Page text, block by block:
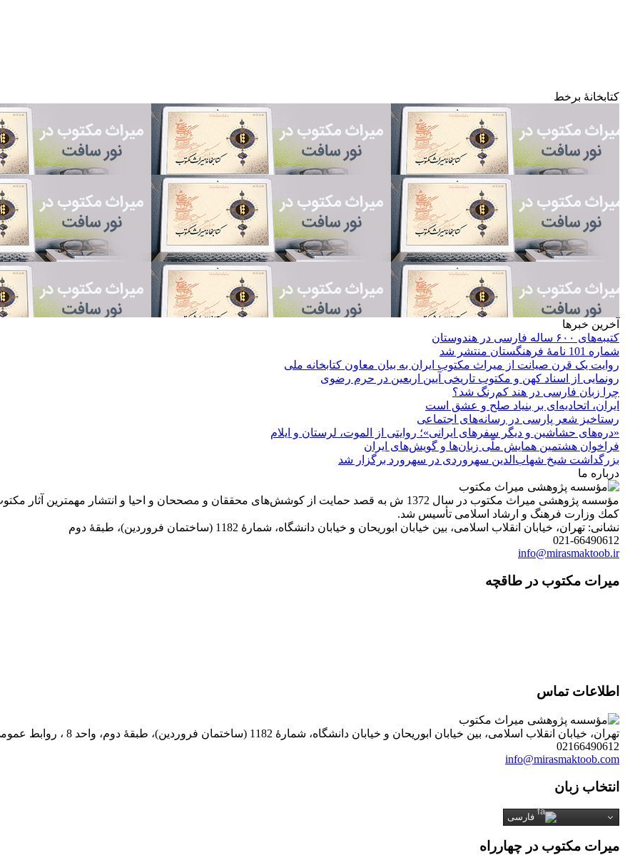
کتابخانۀ برخط
آخرین خبرها
کتیبه‌های ۶۰۰ ساله فارسی در هندوستان
شماره 101 نامۀ فرهنگستان منتشر شد
روایت یک قرن صیانت از میراث مکتوب ایران به بیان معاون کتابخانه ملی
رونمایی از اسناد کهن و مکتوب تاریخی آیین اربعین در حرم رضوی
چرا زبان فارسی در هند کم‌رنگ شد؟
ایران، اتحادیه‌ای بر بنیاد صلح و عشق است
رستاخیز شعر پارسی در رسانه‌های اجتماعی
«دره‌های حشاشین و دیگر سفرهای ایرانی»؛ روایتی از الموت، لرستان و ایلام
فراخوان هشتمین همایش ملّی زبان‌ها و گویش‌های ایران
بزرگداشت شیخ شهاب‌الدین سهروردی در سهرورد برگزار شد
درباره ما
مؤسسه پژوهشی میراث مكتوب در سال 1372 ش به قصد حمایت از كوشش‌های محققان و مصححان و احیا و انتشار
كمك وزارت فرهنگ و ارشاد اسلامی تأسیس شد.
نشانی: تهران، خیابان انقلاب اسلامی، بین خیابان ابوریحان و خیابان دانشگاه، شمارۀ 1182 (ساختمان فروردین)، طبقۀ دوم
021-66490612
info@mirasmaktoob.ir
میرات مکتوب در طاقچه
اطلاعات تماس
تهران، خیابان انقلاب اسلامی، بین خیابان ابوریحان و خیابان دانشگاه، شمارۀ 1182 (ساختمان فروردین)، طبقۀ دوم، واحد 8 ، روابط عمومی مؤسسه پژوهی میراث مکتوب؛ صندوق پستی: 569-13185
02166490612
info@mirasmaktoob.com
انتخاب زبان
فارسی
میرات مکتوب در چهارراه